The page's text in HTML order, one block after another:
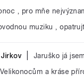
, pro mňe
muziku ,
Jaruško já
a kráse